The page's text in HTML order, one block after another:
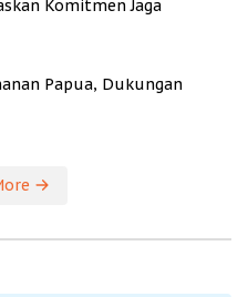
Komitmen Jaga
Papua, Dukungan